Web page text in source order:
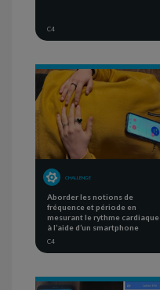
C4
CHALLENGE
Aborder les notions de
fréquence et période en
mesurant le rythme cardiaque
à l’aide d’un smartphone
C4